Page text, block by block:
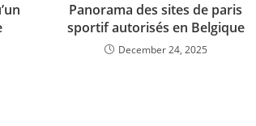
Panorama des sites de paris
sportif autorisés en Belgique
December 24, 2025